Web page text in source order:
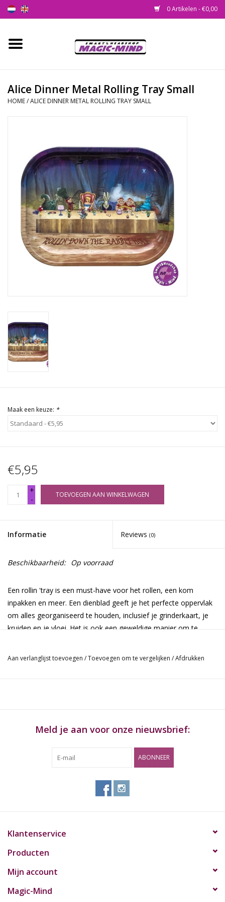
0 Artikelen - €0,00
Home
Smartshop
SEEDSHOP
Health Supplies
Psychedelic
Rituals & Wierook
Alice Dinner Metal Rolling Tray Small
HOME/ALICE DINNER METAL ROLLING TRAY SMALL
Maak een keuze: *
€5,95
+
-
TOEVOEGEN AAN WINKELWAGEN
Informatie Reviews (0)
Beschikbaarheid: Op voorraad
Een rollin 'tray is een must-have voor het rollen, een kom
inpakken en meer. Een dienblad geeft je het perfecte oppervlak
om alles georganiseerd te houden, inclusief je grinderkaart, je
kruiden en je vloei. Het is ook een geweldige manier om te
van de bank vallen.
Aan verlanglijst toevoegen /Toevoegen om te vergelijken /Afdrukken
Meld je aan voor onze nieuwsbrief:
ABONNEER
Klantenservice
Producten
Mijn account
Magic-Mind